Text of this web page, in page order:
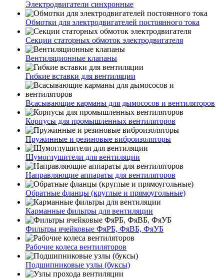
Электродвигатели синхронные
Обмотки для электродвигателей постоянного тока
Секции статорных обмоток электродвигателя
Вентиляционные клапаны
Гибкие вставки для вентиляции
Всасывающие карманы для дымососов и вентиляторов
Корпусы для промышленных вентиляторов
Пружинные и резиновые виброизоляторы
Шумоглушители для вентиляции
Направляющие аппараты для вентиляторов
Обратные фланцы (круглые и прямоугольные)
Карманные фильтры для вентиляции
Фильтры ячейковые ФяРБ, ФяВБ, ФяУБ
Рабочие колеса вентиляторов
Подшипниковые узлы (буксы)